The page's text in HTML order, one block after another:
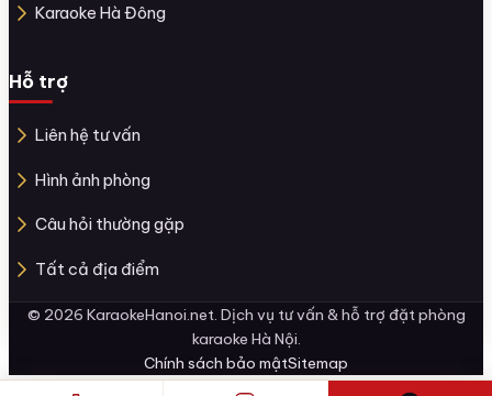
Karaoke Hà Đông
Hỗ trợ
Liên hệ tư vấn
Hình ảnh phòng
Câu hỏi thường gặp
Tất cả địa điểm
© 2026 KaraokeHanoi.net. Dịch vụ tư vấn & hỗ trợ đặt phòng
karaoke Hà Nội.
Chính sách bảo mậtSitemap